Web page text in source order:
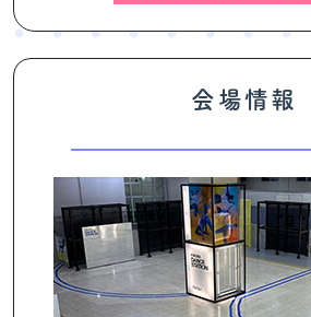
会場情報